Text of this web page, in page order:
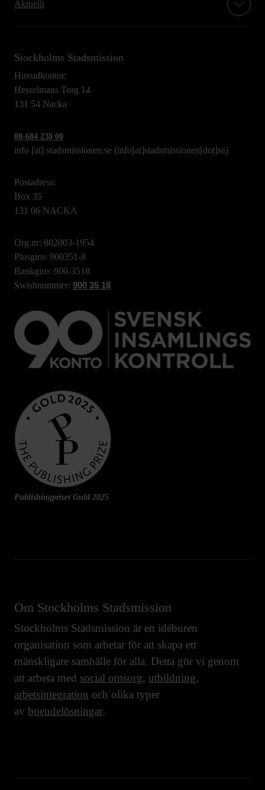
Aktuellt
Stockholms Stadsmission
Huvudkontor:
Hesselmans Torg 14
131 54 Nacka
08-684 230 00
info [at] stadsmissionen.se (info[at]stadsmissionen[dot]se)
Postadress:
Box 35
131 06 NACKA
Org.nr: 802003-1954
Plusgiro: 900351-8
Bankgiro: 900-3518
Swishnummer: 900 35 18
Publishingpriset Guld 2025
Om Stockholms Stadsmission
Stockholms Stadsmission är en idéburen
organisation som arbetar för att skapa ett
mänskligare samhälle för alla. Detta gör vi genom
att arbeta med social omsorg, utbildning,
arbetsintegration och olika typer
av boendelösningar.